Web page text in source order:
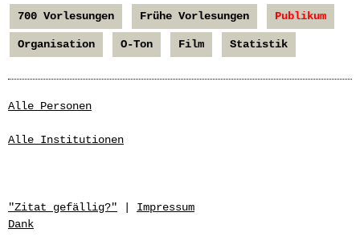
700 Vorlesungen Frühe Vorlesungen Publikum
Organisation O-Ton Film Statistik
Alle Personen
Alle Institutionen
"Zitat gefällig?"
Impressum
Dank